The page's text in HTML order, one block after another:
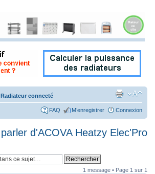
Radiateur connecté
FAQ M’enregistrer Connexion
d'ACOVA Heatzy Elec'Pro
1 message • Page 1 sur 1